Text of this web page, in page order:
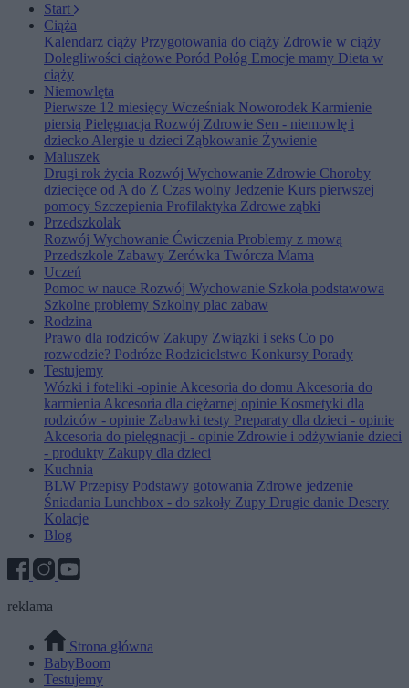
Start
Ciąża
Kalendarz ciąży Przygotowania do ciąży Zdrowie w ciąży
Dolegliwości ciążowe Poród Połóg Emocje mamy Dieta w
ciąży
Niemowlęta
Pierwsze 12 miesięcy Wcześniak Noworodek Karmienie
piersią Pielęgnacja Rozwój Zdrowie Sen - niemowlę i
dziecko Alergie u dzieci Ząbkowanie Żywienie
Maluszek
Drugi rok życia Rozwój Wychowanie Zdrowie Choroby
dziecięce od A do Z Czas wolny Jedzenie Kurs pierwszej
pomocy Szczepienia Profilaktyka Zdrowe ząbki
Przedszkolak
Rozwój Wychowanie Ćwiczenia Problemy z mową
Przedszkole Zabawy Zerówka Twórcza Mama
Uczeń
Pomoc w nauce Rozwój Wychowanie Szkoła podstawowa
Szkolne problemy Szkolny plac zabaw
Rodzina
Prawo dla rodziców Zakupy Związki i seks Co po
rozwodzie? Podróże Rodzicielstwo Konkursy Porady
Testujemy
Wózki i foteliki -opinieAkcesoria do domu Akcesoria do
karmieniaAkcesoria dla ciężarnej opinie Kosmetyki dla
rodziców - opinie Zabawki testy Preparaty dla dzieci - opinie
Akcesoria do pielęgnacji - opinie Zdrowie i odżywianie dzieci
- produkty Zakupy dla dzieci
Kuchnia
BLW Przepisy Podstawy gotowania Zdrowe jedzenie
Śniadania Lunchbox - do szkoły Zupy Drugie danie Desery
Kolacje
Blog
reklama
Strona główna
BabyBoom
Testujemy